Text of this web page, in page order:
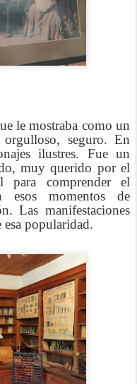
le mostraba como un
orgulloso, seguro. En
ilustres. Fue un
muy querido por el
para comprender el
momentos de
Las manifestaciones
esa popularidad.